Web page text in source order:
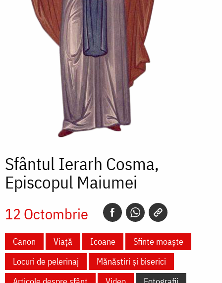
Sfântul Ierarh Cosma,
Episcopul Maiumei
12 Octombrie
Canon Viață Icoane
Sfinte moaște
Locuri de pelerinaj
Mănăstiri și biserici